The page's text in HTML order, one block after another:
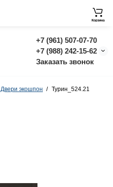
+7 (961) 507-07-70
+7 (988) 242-15-62
Заказать звонок
Корзина
Двери экошпон Турин_524.21